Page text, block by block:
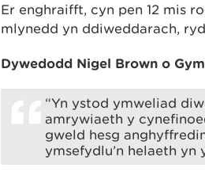
Er enghraifft, cyn pen 12 mis
mlynedd yn ddiweddarach,
Dywedodd Nigel Brown o
“Yn ystod ymweliad
amrywiaeth y
gweld hesg
ymsefydlu’n helaeth yn